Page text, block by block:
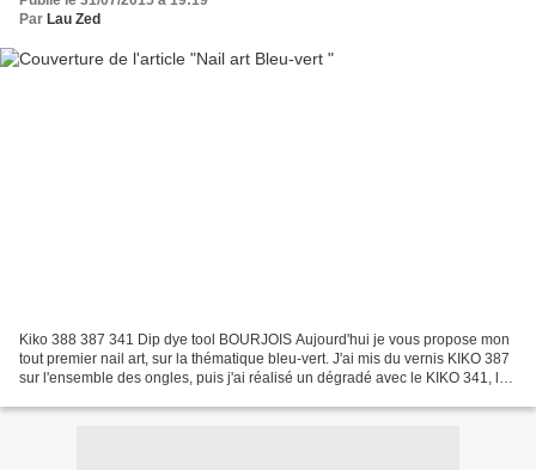
Par Lau Zed
Kiko 388 387 341 Dip dye tool BOURJOIS Aujourd'hui je vous propose mon
tout premier nail art, sur la thématique bleu-vert. J'ai mis du vernis KIKO 387
sur l'ensemble des ongles, puis j'ai réalisé un dégradé avec le KIKO 341, le